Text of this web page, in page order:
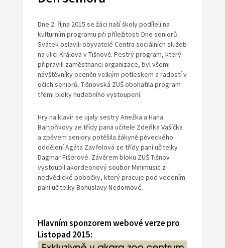
Dne 2. října 2015 se žáci naší školy podíleli na
kulturním programu při příležitosti Dne seniorů.
Svátek oslavili obyvatelé Centra sociálních služeb
na ulici Králova v Tišnově. Pestrý program, který
připravili zaměstnanci organizace, byl všemi
návštěvníky oceněn velkým potleskem a radostí v
očích seniorů. Tišnovská ZUŠ obohatila program
třemi bloky hudebního vystoupení.
Hry na klavír se ujaly sestry Anežka a Hana
Bartoňkovy ze třídy pana učitele Zdeňka Vašíčka
a zpěvem seniory potěšila žákyně pěveckého
oddělení Agáta Zavřelová ze třídy paní učitelky
Dagmar Fišerové. Závěrem bloku ZUŠ Tišnov
vystoupil akordeonový soubor Minimusic z
nedvědické pobočky, který pracuje pod vedením
paní učitelky Bohuslavy Nedomové.
Hlavním sponzorem webové verze pro
Listopad 2015: